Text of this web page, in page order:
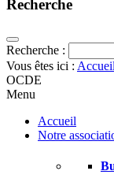
Recherche
Recherche :
Vous êtes ici : Accueil
OCDE
Menu
Accueil
Notre